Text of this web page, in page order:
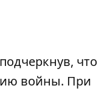
что
войны. При